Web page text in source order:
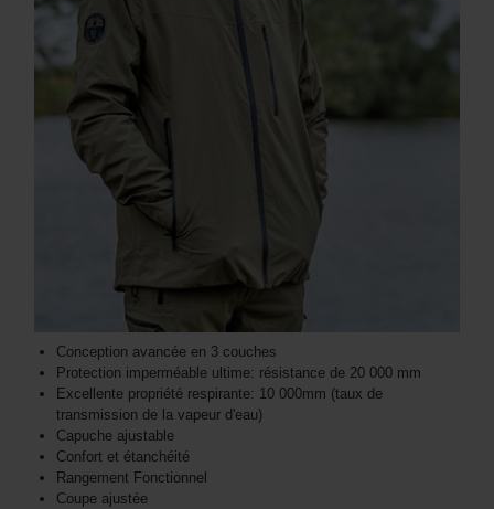
Conception avancée en 3 couches
Protection imperméable ultime: résistance de 20 000 mm
Excellente propriété respirante: 10 000mm (taux de
transmission de la vapeur d'eau)
Capuche ajustable
Confort et étanchéité
Rangement Fonctionnel
Coupe ajustée